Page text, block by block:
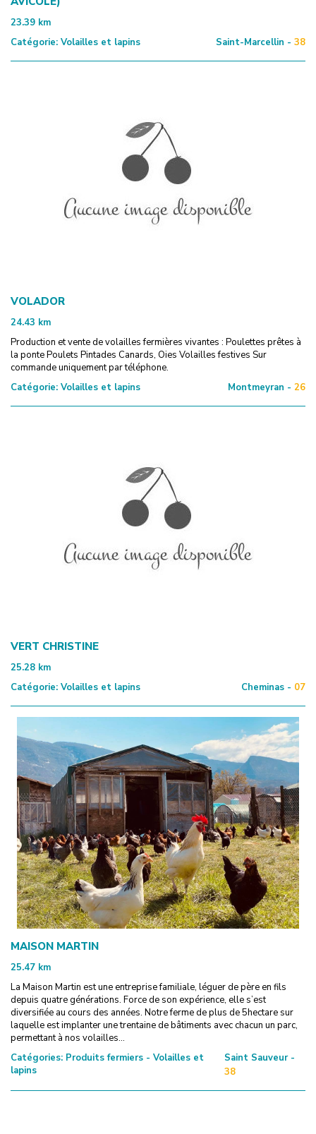
23.39 km
Catégorie: Volailles et lapins Saint-Marcellin - 38
VOLADOR
24.43 km
Production et vente de volailles fermières vivantes : Poulettes prêtes à
la ponte Poulets Pintades Canards, Oies Volailles festives Sur
commande uniquement par téléphone.
Catégorie: Volailles et lapins Montmeyran - 26
VERT CHRISTINE
25.28 km
Catégorie: Volailles et lapins Cheminas - 07
MAISON MARTIN
25.47 km
La Maison Martin est une entreprise familiale, léguer de père en fils
depuis quatre générations. Force de son expérience, elle s’est
diversifiée au cours des années. Notre ferme de plus de 5hectare sur
laquelle est implanter une trentaine de bâtiments avec chacun un parc,
permettant à nos volailles...
Catégories: Produits fermiers - Volailles et
lapins
Saint Sauveur -
38